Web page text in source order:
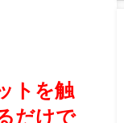
トを触
だけで